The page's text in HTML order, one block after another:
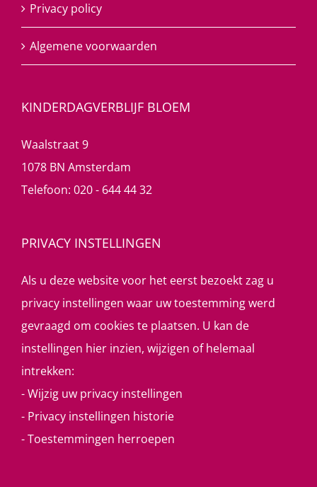
Privacy policy
Algemene voorwaarden
KINDERDAGVERBLIJF BLOEM
Waalstraat 9
1078 BN Amsterdam
Telefoon: 020 - 644 44 32
PRIVACY INSTELLINGEN
Als u deze website voor het eerst bezoekt zag u
privacy instellingen waar uw toestemming werd
gevraagd om cookies te plaatsen. U kan de
instellingen hier inzien, wijzigen of helemaal
intrekken:
-Wijzig uw privacy instellingen
- Privacy instellingen historie
-Toestemmingen herroepen